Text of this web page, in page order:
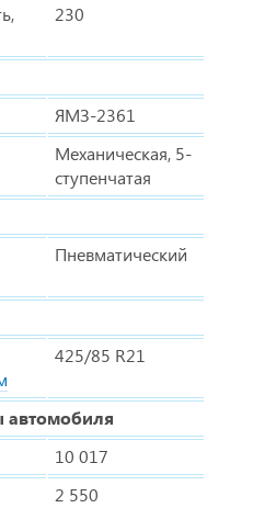
230
ЯМЗ-2361
Механическая, 5-
ступенчатая
Пневматический
425/85 R21
автомобиля
10 017
2 550